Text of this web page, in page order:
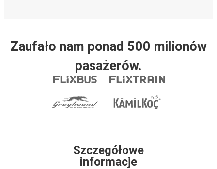
Zaufało nam ponad 500 milionów
pasażerów.
Szczegółowe
informacje